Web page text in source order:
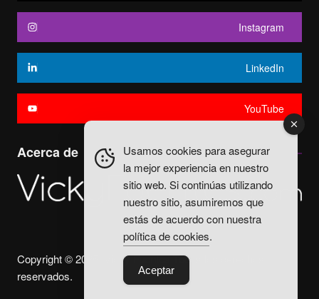
Instagram
LinkedIn
YouTube
Acerca de
Copyright © 2025. Vicky Fuentes Todos los derechos
reservados.
Usamos cookies para asegurar
la mejor experiencia en nuestro
sitio web. Si continúas utilizando
nuestro sitio, asumiremos que
estás de acuerdo con nuestra
política de cookies.
Aceptar